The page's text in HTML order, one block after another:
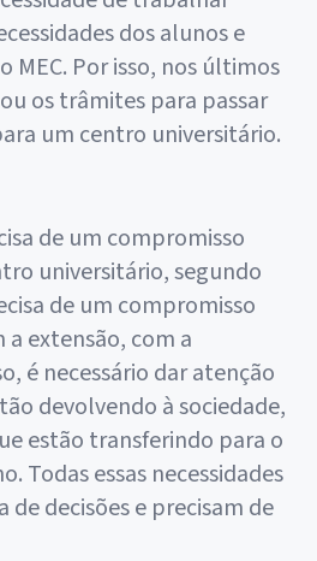
dos alunos e
MEC. Por isso, nos últimos
os trâmites para passar
um centro universitário.
de um compromisso
universitário, segundo
de um compromisso
a extensão, com a
é necessário dar atenção
devolvendo à sociedade,
estão transferindo para o
Todas essas necessidades
decisões e precisam de